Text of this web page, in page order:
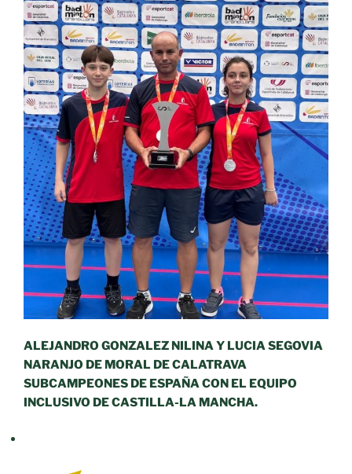
ALEJANDRO GONZALEZ NILINA Y LUCIA SEGOVIA
NARANJO DE MORAL DE CALATRAVA
SUBCAMPEONES DE ESPAÑA CON EL EQUIPO
INCLUSIVO DE CASTILLA-LA MANCHA.